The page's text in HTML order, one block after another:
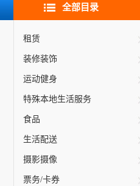
全部目录
租赁
装修装饰
运动健身
特殊本地生活服务
食品
生活配送
摄影摄像
票务/卡券